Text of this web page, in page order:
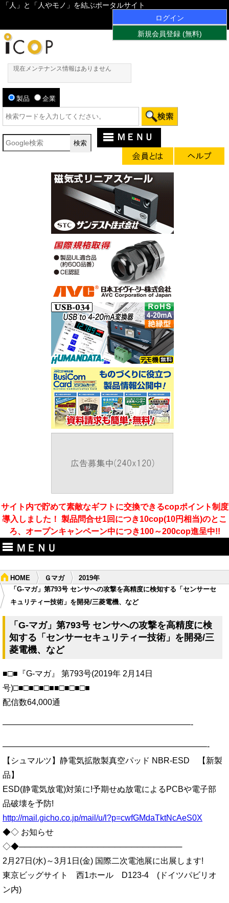
「人」と「人やモノ」を結ぶポータルサイト
ログイン
新規会員登録 (無料)
現在メンテナンス情報はありません
製品 企業
ＭＥＮＵ
サイト内で貯めて素敵なギフトに交換できるcopポイント制度
導入しました！ 製品問合せ1回につき10cop(10円相当)のとこ
ろ、オープンキャンペーン中につき100～200cop進呈中!!
ＭＥＮＵ
HOME Ｇマガ
2019年
「G-マガ」第793号 センサへの攻撃を高精度に検知する「センサーセ
キュリティー技術」を開発/三菱電機、など
「G-マガ」第793号 センサへの攻撃を高精度に検
知する「センサーセキュリティー技術」を開発/三
菱電機、など
■□■『G-マガ』 第793号(2019年 2月14日
号)□■□■□■□■■□■□■□■
配信数64,000通
———————————————————————-
—————————————————————————-
【シュマルツ】静電気拡散製真空パッド NBR-ESD 【新製
品】
ESD(静電気放電)対策に!予期せぬ放電によるPCBや電子部
品破壊を予防!
http://mail.gicho.co.jp/mail/u/l?p=cwfGMdaTktNcAeS0X
◆◇ お知らせ
◇◆─────────────────────────────
2月27日(水)～3月1日(金) 国際二次電池展に出展します!
東京ビッグサイト 西1ホール D123-4 (ドイツパビリオ
ン内)